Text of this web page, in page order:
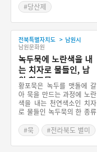
을의 신에게 제의를 지낸다.
제의의 명칭은 당산제이다.
제의를 지내는 목적은 주민
들의 건강과 풍농이다. 제의
는 선출된 제관이 주도하며
제의과정에서는 축문을 읽
는다. 현재는 청년송 문화보
존회와 주민들이 공동으로
마을제의를 주관하고 있다.
단절되었던 제의를 다시 복
원한 탓에 본래의 모습과는
조금 다른 형태로 제의를 지
내고 있긴 하나 나름대로 명
정에서 외지인들이 적극적
인 참여를 하고 있으며 소원
빌기 등의 행사를 함께 진행
#당산제
전북특별자치도 > 남원시
남원문화원
녹두묵에 노란색을 내
는 치자로 물들인, 남
원 황포묵
황포묵은 녹두를 맷돌에 갈
아 묵을 만드는 과정에 노란
색을 내는 천연색소인 치자
로 물들인 녹두묵의 한 종류
음식이다. 녹두묵에 치자로
물들인 것을 황포묵이라 하
고 물들이지 않은 녹두묵은
#묵
#전라북도 별미